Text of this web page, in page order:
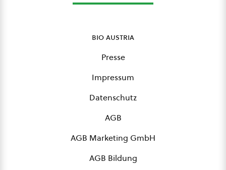
bio austria
Presse
Impressum
Datenschutz
AGB
AGB Marketing GmbH
AGB Bildung